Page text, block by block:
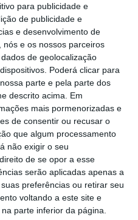
para publicidade e
de publicidade e
e desenvolvimento de
nós e os nossos parceiros
de geolocalização
Poderá clicar para
parte e pela parte dos
descrito acima. Em
mais pormenorizadas e
de consentir ou recusar o
que algum processamento
não exigir o seu
de se opor a esse
serão aplicadas apenas a
preferências ou retirar seu
voltando a este site e
parte inferior da página.
territorial e
em quatro pilares:
a segurança,
o futuro. Numa
, publicada no
secretária de Estado
pacote teria “uma
no que toca às
existir também uma
a que o setor está